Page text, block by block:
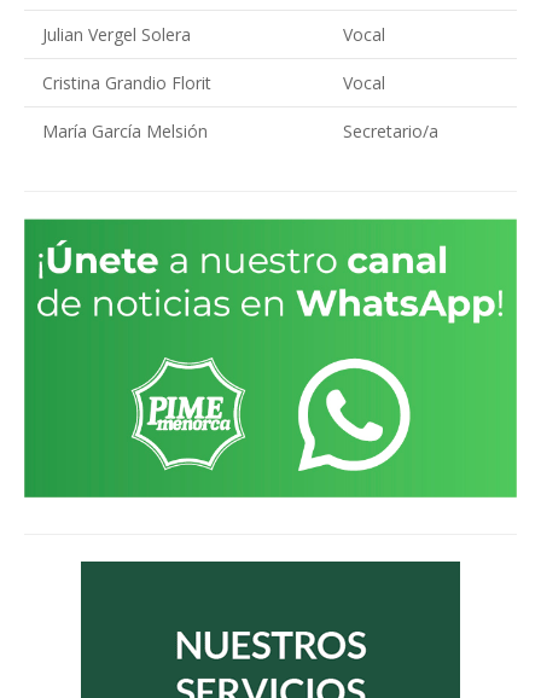
Julian Vergel Solera Vocal
Cristina Grandio Florit Vocal
María García Melsión Secretario/a